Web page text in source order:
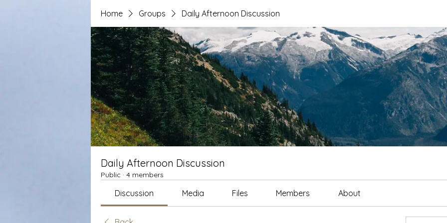
Home Groups Daily Afternoon Discussion
Daily Afternoon Discussion
Public · 4 members
Discussion Media Files Members About